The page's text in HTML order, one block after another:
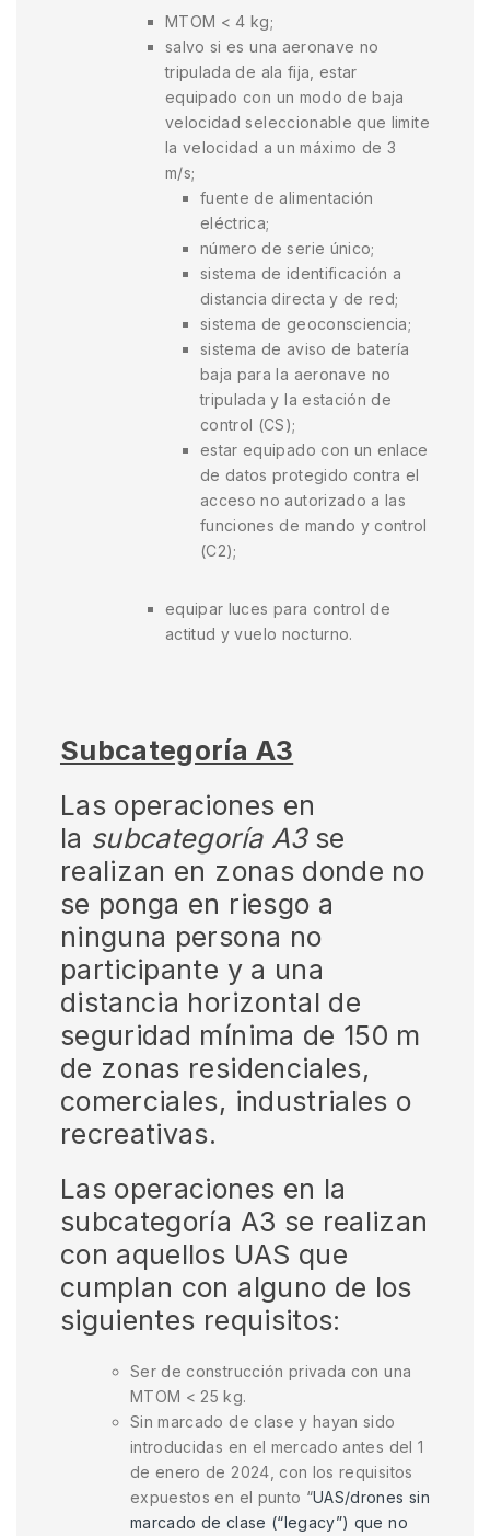
MTOM < 4 kg;
salvo si es una aeronave no
tripulada de ala fija, estar
equipado con un modo de baja
velocidad seleccionable que limite
la velocidad a un máximo de 3
m/s;
fuente de alimentación
eléctrica;
número de serie único;
sistema de identificación a
distancia directa y de red;
sistema de geoconsciencia;
sistema de aviso de batería
baja para la aeronave no
tripulada y la estación de
control (CS);
estar equipado con un enlace
de datos protegido contra el
acceso no autorizado a las
funciones de mando y control
(C2);
equipar luces para control de
actitud y vuelo nocturno.
Subcategoría A3
Las operaciones en
la subcategoría A3se
realizan en zonas donde no
se ponga en riesgo a
ninguna persona no
participante y a una
distancia horizontal de
seguridad mínima de 150 m
de zonas residenciales,
comerciales, industriales o
recreativas.
Las operaciones en la
subcategoría A3 se realizan
con aquellos UAS que
cumplan con alguno de los
siguientes requisitos:
Ser de construcción privada con una
MTOM < 25 kg.
Sin marcado de clase y hayan sido
introducidas en el mercado antes del 1
de enero de 2024, con los requisitos
expuestos en el punto “UAS/drones sin
marcado de clase (“legacy”) que no